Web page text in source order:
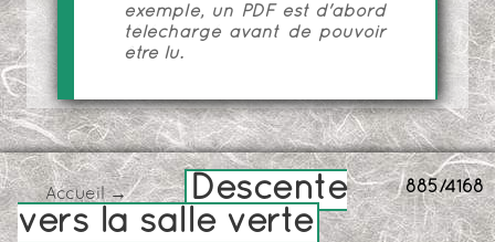
exemple, un PDF est d'abord
téléchargé avant de pouvoir
être lu.
885/4168
Accueil→
Descente
vers la salle verte